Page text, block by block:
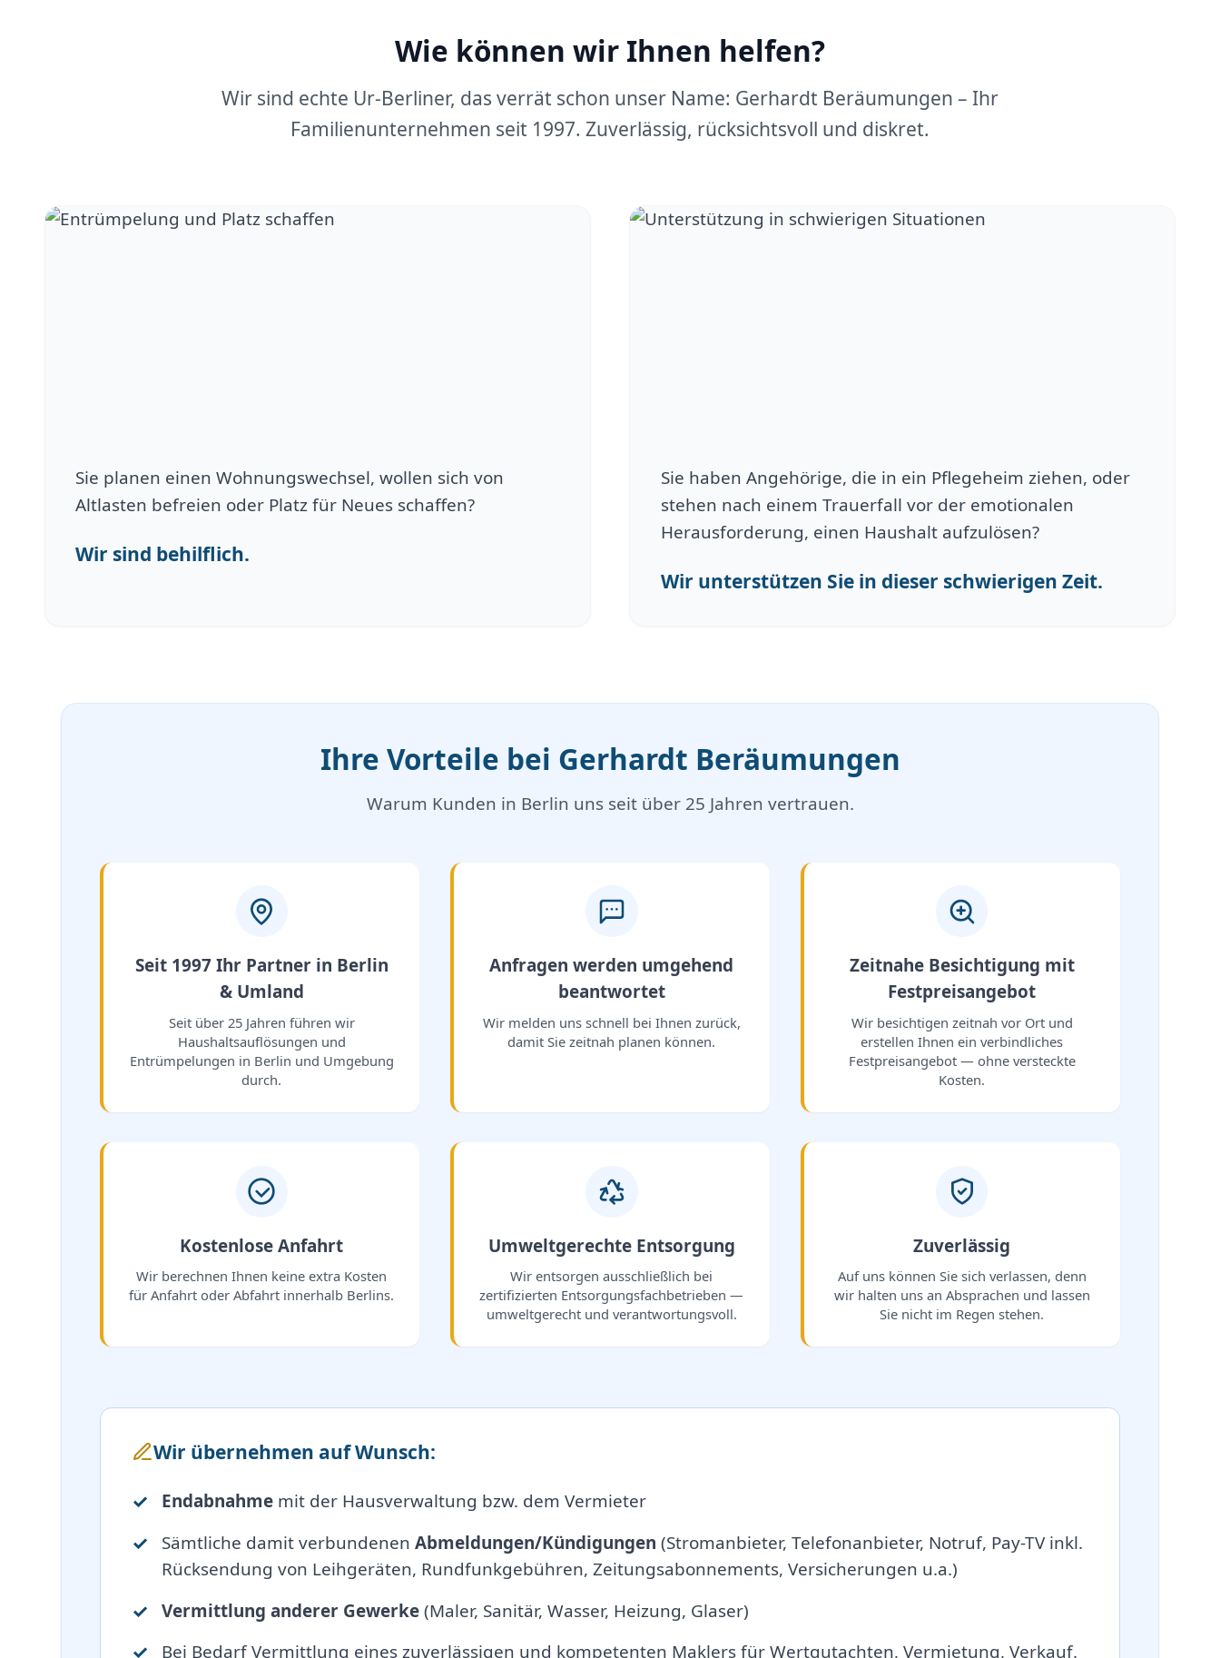
Wie können wir Ihnen helfen?
Wir sind echte Ur-Berliner, das verrät schon unser Name: Gerhardt Beräumungen – Ihr
Familienunternehmen seit 1997. Zuverlässig, rücksichtsvoll und diskret.
Sie planen einen Wohnungswechsel, wollen sich von
Altlasten befreien oder Platz für Neues schaffen?
Wir sind behilflich.
Sie haben Angehörige, die in ein Pflegeheim ziehen, oder
stehen nach einem Trauerfall vor der emotionalen
Herausforderung, einen Haushalt aufzulösen?
Wir unterstützen Sie in dieser schwierigen Zeit.
Ihre Vorteile bei Gerhardt Beräumungen
Warum Kunden in Berlin uns seit über 25 Jahren vertrauen.
Seit 1997 Ihr Partner in Berlin
& Umland
Seit über 25 Jahren führen wir
Haushaltsauflösungen und
Entrümpelungen in Berlin und Umgebung
durch.
Anfragen werden umgehend
beantwortet
Wir melden uns schnell bei Ihnen zurück,
damit Sie zeitnah planen können.
Zeitnahe Besichtigung mit
Festpreisangebot
Wir besichtigen zeitnah vor Ort und
erstellen Ihnen ein verbindliches
Festpreisangebot — ohne versteckte
Kosten.
Kostenlose Anfahrt
Wir berechnen Ihnen keine extra Kosten
für Anfahrt oder Abfahrt innerhalb Berlins.
Umweltgerechte Entsorgung
Wir entsorgen ausschließlich bei
zertifizierten Entsorgungsfachbetrieben —
umweltgerecht und verantwortungsvoll.
Zuverlässig
Auf uns können Sie sich verlassen, denn
wir halten uns an Absprachen und lassen
Sie nicht im Regen stehen.
Wir übernehmen auf Wunsch:
Endabnahme mit der Hausverwaltung bzw. dem Vermieter
Sämtliche damit verbundenenAbmeldungen/Kündigungen (Stromanbieter, Telefonanbieter, Notruf, Pay-TV inkl.
Rücksendung von Leihgeräten, Rundfunkgebühren, Zeitungsabonnements, Versicherungen u.a.)
Vermittlung anderer Gewerke(Maler, Sanitär, Wasser, Heizung, Glaser)
Bei Bedarf Vermittlung eines zuverlässigen und kompetenten Maklers für Wertgutachten, Vermietung, Verkauf.